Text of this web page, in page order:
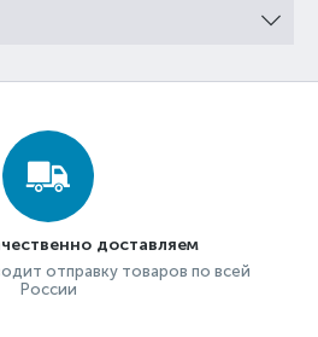
доставляем
отправку товаров по всей
России